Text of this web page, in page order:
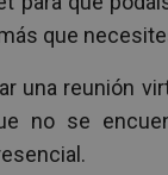
que
una reunión
no se